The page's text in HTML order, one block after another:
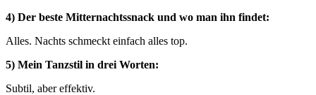
4) Der beste Mitternachtssnack und wo man ihn findet:
Alles. Nachts schmeckt einfach alles top.
5) Mein Tanzstil in drei Worten:
Subtil, aber effektiv.